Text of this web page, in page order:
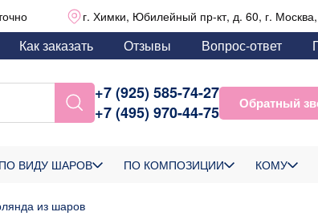
г. Химки, Юбилейный пр-кт, д. 60, г.
Как заказать Отзывы Вопрос-ответ
+7 (925) 585-74-27
+7 (495) 970-44-75
Обратный
ПО ВИДУ ШАРОВ ПО КОМПОЗИЦИИ КОМУ
из шаров